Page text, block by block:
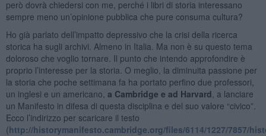
però dovrà chiedersi con me, perché i libri di storia interessano
sempre meno un’opinione pubblica che pure consuma cultura?
Ho già parlato dell’impatto depressivo che la crisi della ricerca
storica ha sugli archivi. Almeno in Italia. Ma non è su questo tema
doloroso che voglio tornare. Il punto che intendo approfondire è
proprio l’interesse per la storia. O meglio, la diminuita passione per
la storia che poche settimana fa ha portato perfino due professori,
un inglesi e un americano, a Cambridge e ad Harvard , a lanciare
un Manifesto in difesa di questa disciplina e del suo valore “civico”.
Ecco l’indirizzo per scaricare il testo
(http://historymanifesto.cambridge.org/files/6114/1227/7857/